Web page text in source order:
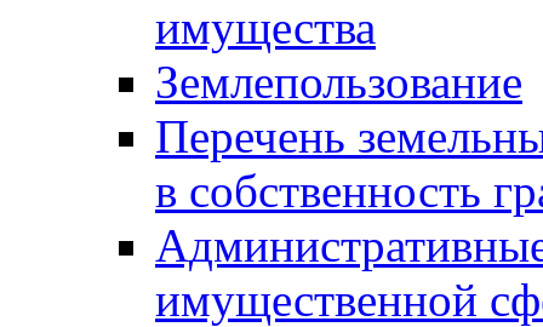
имущества
Землепользование
Перечень
в собственность
имущественной